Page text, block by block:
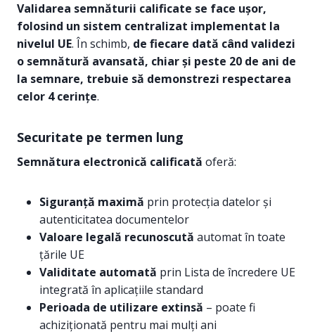
Validarea semnăturii calificate se face ușor,
folosind un sistem centralizat implementat la
nivelul UE. În schimb, de fiecare dată când validezi
o semnătură avansată, chiar și peste 20 de ani de
la semnare, trebuie să demonstrezi respectarea
celor 4 cerințe.
Securitate pe termen lung
Semnătura electronică calificată oferă:
Siguranță maximă prin protecția datelor și
autenticitatea documentelor
Valoare legală recunoscută automat în toate
țările UE
Validitate automată prin Lista de încredere UE
integrată în aplicațiile standard
Perioada de utilizare extinsă – poate fi
achiziționată pentru mai mulți ani